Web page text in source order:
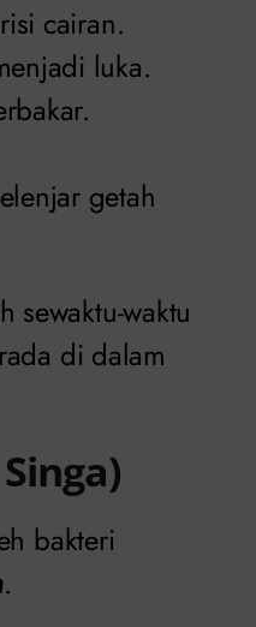
cairan.
luka.
getah
sewaktu-waktu
di dalam
bakteri
.